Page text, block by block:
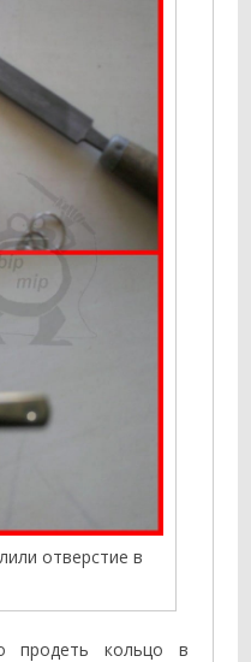
отверстие в
продеть кольцо в